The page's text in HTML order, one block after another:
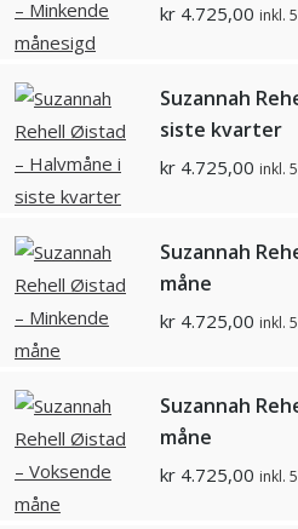
kr 4.725,00 inkl.
Suzannah
siste kvarter
kr 4.725,00 inkl.
Suzannah
måne
kr 4.725,00 inkl.
Suzannah
måne
kr 4.725,00 inkl.